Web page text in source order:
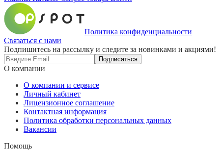
Политика конфиденциальности
Связаться с нами
Подпишитесь на рассылку и следите за новинками и акциями!
Подписаться
О компании
О компании и сервисе
Личный кабинет
Лицензионное соглашение
Контактная информация
Политика обработки персональных данных
Вакансии
Помощь